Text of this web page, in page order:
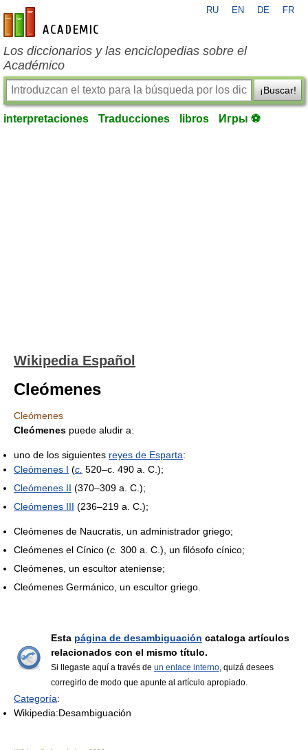
es-academic.com
RU EN DE FR
Los diccionarios y las enciclopedias sobre el
Académico
¡Buscar!
interpretaciones Traducciones libros Игры ⚽
Wikipedia Español
Cleómenes
Cleómenes
Cleómenes puede aludir a:
uno de los siguientes reyes de Esparta:
Cleómenes I (c. 520–c. 490 a. C.);
Cleómenes II (370–309 a. C.);
Cleómenes III (236–219 a. C.);
Cleómenes de Naucratis, un administrador griego;
Cleómenes el Cínico (c. 300 a. C.), un filósofo cínico;
Cleómenes, un escultor ateniense;
Cleómenes Germánico, un escultor griego.
Esta página de desambiguación cataloga artículos
relacionados con el mismo título.
Si llegaste aquí a través de un enlace interno, quizá desees
corregirlo de modo que apunte al artículo apropiado.
Categoría:
Wikipedia:Desambiguación